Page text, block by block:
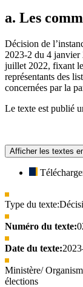
a. Les
Décision de
2023-2 du 4
juillet 2022, fixant
représentants des
concernées par la
Le texte est publié
Afficher les textes
Type du texte:
Numéro du texte:
Date du texte:
Ministère/
élections